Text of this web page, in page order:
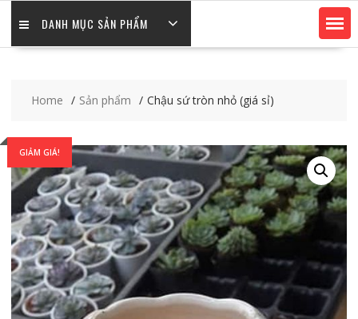
DANH MỤC SẢN PHẨM
Home Sản phẩm Chậu sứ tròn nhỏ (giá sỉ)
GIẢM GIÁ!